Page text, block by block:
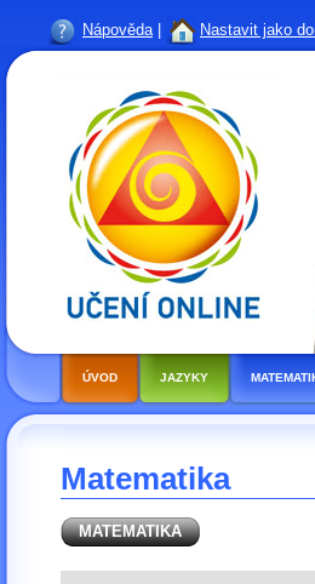
Nápověda| Nastavit jako
ÚVOD JAZYKY
Matematika
MATEMATIKA